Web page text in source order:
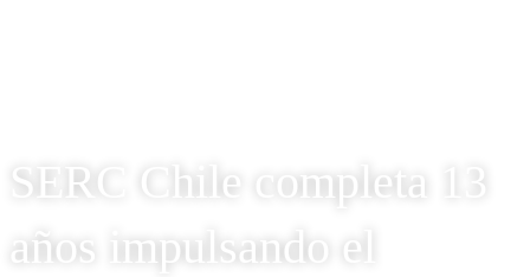
SERC Chile completa 13
años impulsando el